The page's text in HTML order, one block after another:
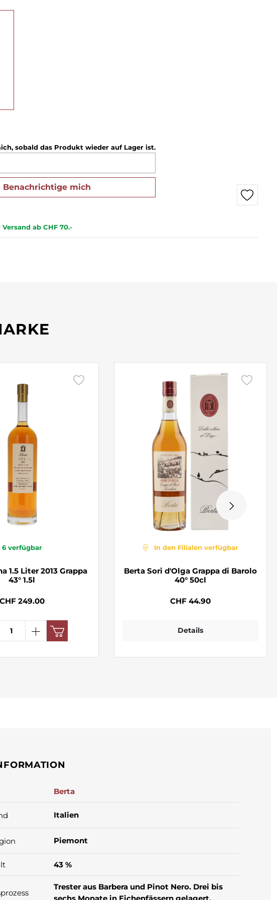
sobald das Produkt wieder auf Lager ist.
Benachrichtige mich
ab CHF 70.-
6 verfügbar
1.5 Liter 2013 Grappa
43° 1.5l
CHF 249.00
In den Filialen verfügbar
Berta Sori d'Olga Grappa di Barolo
40° 50cl
CHF 44.90
Details
Berta
Italien
Piemont
43 %
Trester aus Barbera und Pinot Nero. Drei bis